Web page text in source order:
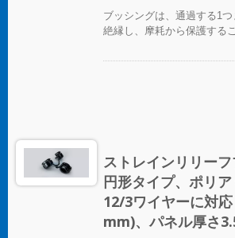
ブッシングは、通過する1
絶縁し、摩耗から保護する
ストレインリリーフ
円形タイプ、ポリア
12/3ワイヤーに対
mm)、パネル厚さ